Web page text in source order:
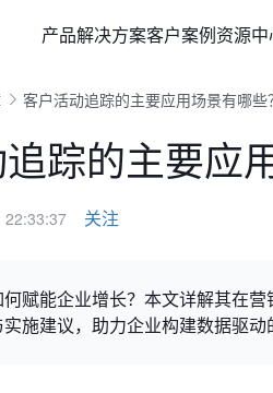
产品解决方案客户案例资源中
客户活动追踪的主要应用场景有哪些
踪的主要应
22:33:37 关注
赋能企业增长？本文详解其在
施建议，助力企业构建数据驱动